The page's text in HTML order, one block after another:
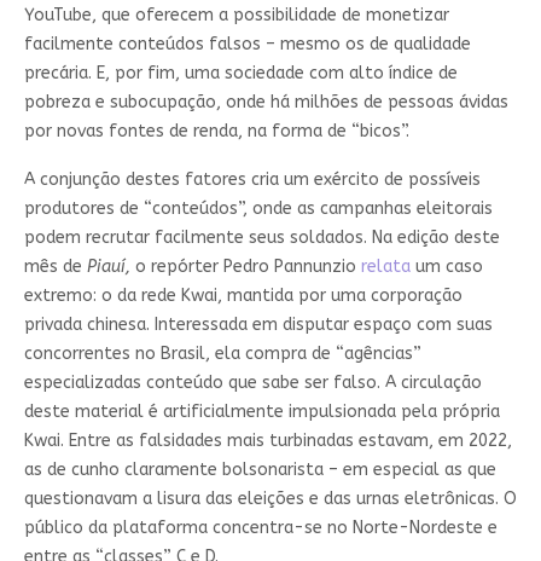
YouTube, que oferecem a possibilidade de monetizar
facilmente conteúdos falsos – mesmo os de qualidade
precária. E, por fim, uma sociedade com alto índice de
pobreza e subocupação, onde há milhões de pessoas ávidas
por novas fontes de renda, na forma de “bicos”.
A conjunção destes fatores cria um exército de possíveis
produtores de “conteúdos”, onde as campanhas eleitorais
podem recrutar facilmente seus soldados. Na edição deste
mês de Piauí, o repórter Pedro Pannunzio relataum caso
extremo: o da rede Kwai, mantida por uma corporação
privada chinesa. Interessada em disputar espaço com suas
concorrentes no Brasil, ela compra de “agências”
especializadas conteúdo que sabe ser falso. A circulação
deste material é artificialmente impulsionada pela própria
Kwai. Entre as falsidades mais turbinadas estavam, em 2022,
as de cunho claramente bolsonarista – em especial as que
questionavam a lisura das eleições e das urnas eletrônicas. O
público da plataforma concentra-se no Norte-Nordeste e
entre as “classes” C e D.